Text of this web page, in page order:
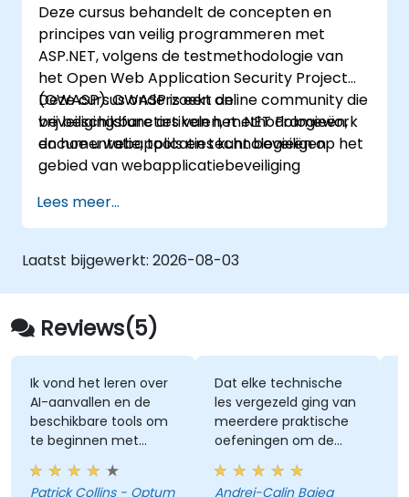
Deze cursus behandelt de concepten en
principes van veilig programmeren met
ASP.NET, volgens de testmethodologie van
het Open Web Application Security Project
(OWASP). OWASP is een online community die
vrij beschikbare artikelen, methodologieën,
documentatie, tools en technologieën op het
gebied van webapplicatiebeveiliging
Deze cursus onderzoekt de
beveiligingsfuncties van het .NET Framework
en hoe u webapplicaties kunt beveiligen.
Lees meer...
Laatst bijgewerkt: 2026-08-03
Reviews(5)
Ik vond het leren over
AI-aanvallen en de
beschikbare tools om
te beginnen met
oefenen en actief
inzetten voor
Patrick Collins - Optum
Dat elke technische
les vergezeld ging van
meerdere praktische
oefeningen om de
concepten goed te
begrijpen.
Andrei-Calin Bajea